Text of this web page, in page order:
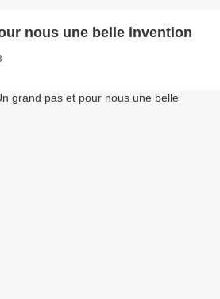
nous une belle invention